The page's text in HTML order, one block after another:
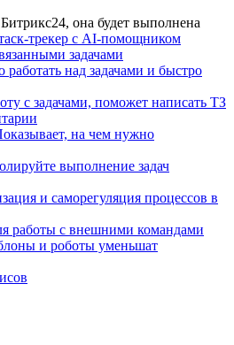
она будет выполнена
трекер с AI-помощником
задачами
работать над задачами и быстро
с задачами, поможет написать ТЗ
на чем нужно
выполнение задач
и саморегуляция процессов в
работы с внешними командами
и роботы уменьшат